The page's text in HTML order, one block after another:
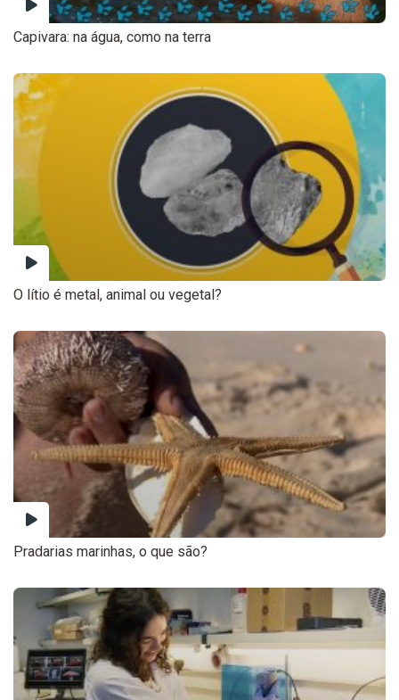
Capivara: na água, como na terra
O lítio é metal, animal ou vegetal?
Pradarias marinhas, o que são?